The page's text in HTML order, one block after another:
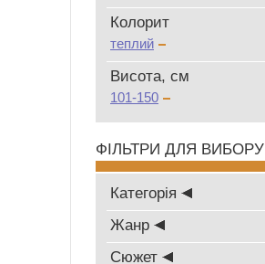
Колорит
теплий
Висота, см
101-150
ФІЛЬТРИ ДЛЯ ВИБОРУ
Категорія
Жанр
Сюжет